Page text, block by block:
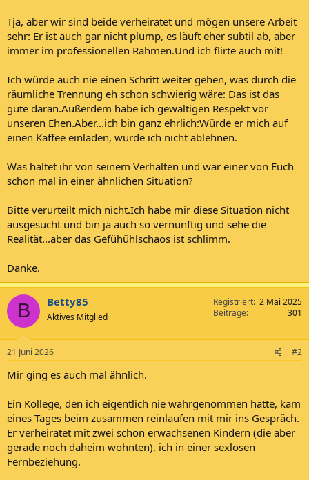
Tja, aber wir sind beide verheiratet und mõgen unsere Arbeit
sehr: Er ist auch gar nicht plump, es läuft eher subtil ab, aber
immer im professionellen Rahmen.Und ich flirte auch mit!
Ich würde auch nie einen Schritt weiter gehen, was durch die
räumliche Trennung eh schon schwierig wäre: Das ist das
gute daran.Außerdem habe ich gewaltigen Respekt vor
unseren Ehen.Aber...ich bin ganz ehrlich:Würde er mich auf
einen Kaffee einladen, würde ich nicht ablehnen.
Was haltet ihr von seinem Verhalten und war einer von Euch
schon mal in einer ähnlichen Situation?
Bitte verurteilt mich nicht.Ich habe mir diese Situation nicht
ausgesucht und bin ja auch so vernünftig und sehe die
Realität...aber das Gefühühlschaos ist schlimm.
Danke.
B Betty85
Aktives Mitglied
Registriert 2 Mai 2025
Beiträge
301
21 Juni 2026 #2
Mir ging es auch mal ähnlich.
Ein Kollege, den ich eigentlich nie wahrgenommen hatte, kam
eines Tages beim zusammen reinlaufen mit mir ins Gespräch.
Er verheiratet mit zwei schon erwachsenen Kindern (die aber
gerade noch daheim wohnten), ich in einer sexlosen
Fernbeziehung.